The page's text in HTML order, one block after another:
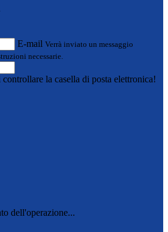
E-mail Verrà inviato un messaggio
necessarie.
la casella di posta elettronica!
dell'operazione...